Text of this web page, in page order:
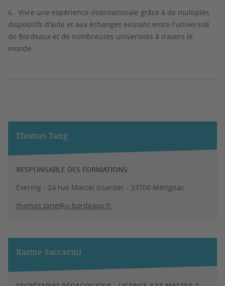
Vivre une expérience internationale grâce à de multiples
dispositifs d'aide et aux échanges existant entre l'université
de Bordeaux et de nombreuses universités à travers le
monde
Thomas Tang
RESPONSABLE DES FORMATIONS
Evering - 24 rue Marcel Issartier - 33700 Mérignac
thomas.tang@u-bordeaux.fr
Karine Saccavini